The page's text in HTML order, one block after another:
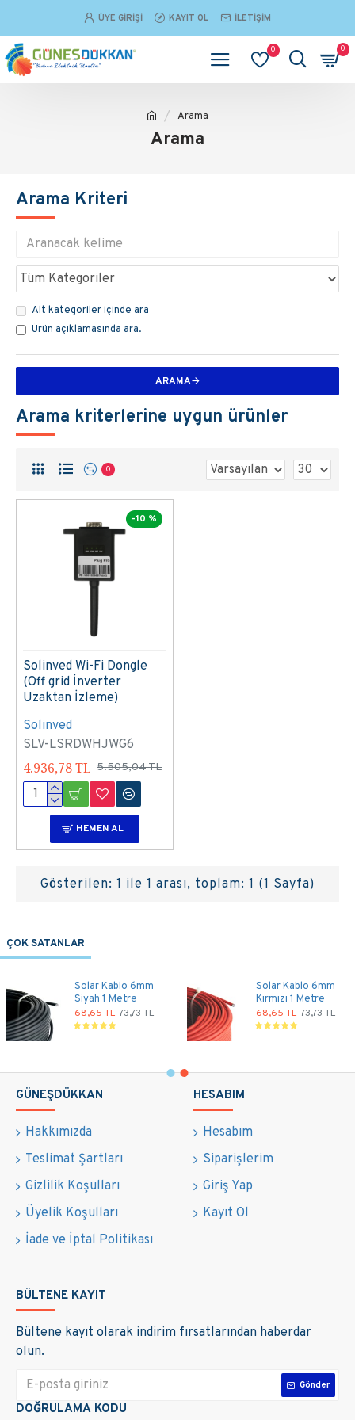
ÜYE GIRIŞI KAYIT OL İLETIŞIM
0 0
Arama
Arama
Arama Kriteri
Alt kategoriler içinde ara
Ürün açıklamasında ara.
ARAMA
Arama kriterlerine uygun ürünler
0
-10 %
Solinved
SLV-LSRDWHJWG6
Solinved Wi-Fi Dongle
(Off grid İnverter
Uzaktan İzleme)
4.936,78 TL 5.505,04 TL
HEMEN AL
Gösterilen: 1 ile 1 arası, toplam: 1 (1 Sayfa)
ÇOK SATANLAR
Solar Kablo 6mm
Siyah 1 Metre
68,65 TL 73,73 TL
Solar Kablo 6mm
Kırmızı 1 Metre
68,65 TL 73,73 TL
GÜNEŞDÜKKAN
Hakkımızda
Teslimat Şartları
Gizlilik Koşulları
Üyelik Koşulları
İade ve İptal Politikası
HESABIM
Hesabım
Siparişlerim
Giriş Yap
Kayıt Ol
BÜLTENE KAYIT
Bültene kayıt olarak indirim fırsatlarından haberdar
olun.
Gönder
DOĞRULAMA KODU